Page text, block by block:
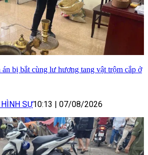
bị bắt cùng lư hương tang vật trộm cắp ở
HÌNH SỰ10:13 07/08/2026